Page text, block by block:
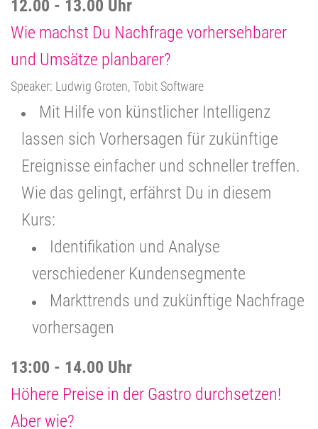
12.00 - 13.00 Uhr
Wie machst Du Nachfrage vorhersehbarer
und Umsätze planbarer?
Speaker: Ludwig Groten, Tobit Software
Mit Hilfe von künstlicher Intelligenz
lassen sich Vorhersagen für zukünftige
Ereignisse einfacher und schneller treffen.
Wie das gelingt, erfährst Du in diesem
Kurs:
Identifikation und Analyse
verschiedener Kundensegmente
Markttrends und zukünftige Nachfrage
vorhersagen
13:00 - 14.00 Uhr
Höhere Preise in der Gastro durchsetzen!
Aber wie?